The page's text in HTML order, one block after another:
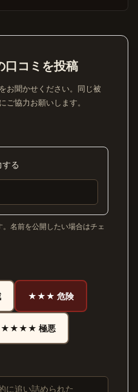
口コミを投稿
お聞かせください。同じ被
ご協力お願いします。
る
名前を公開したい場合はチェ
★★★ 危険
極悪